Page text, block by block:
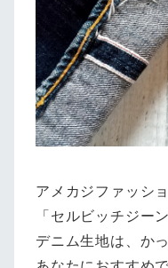
アメカジファッシ
「セルビッチジー
デニム生地は、か